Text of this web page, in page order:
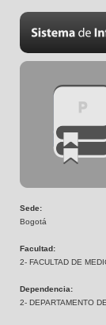
Sede:
Bogotá
Facultad:
2- FACULTAD DE
Dependencia:
2- DEPARTAMENTO